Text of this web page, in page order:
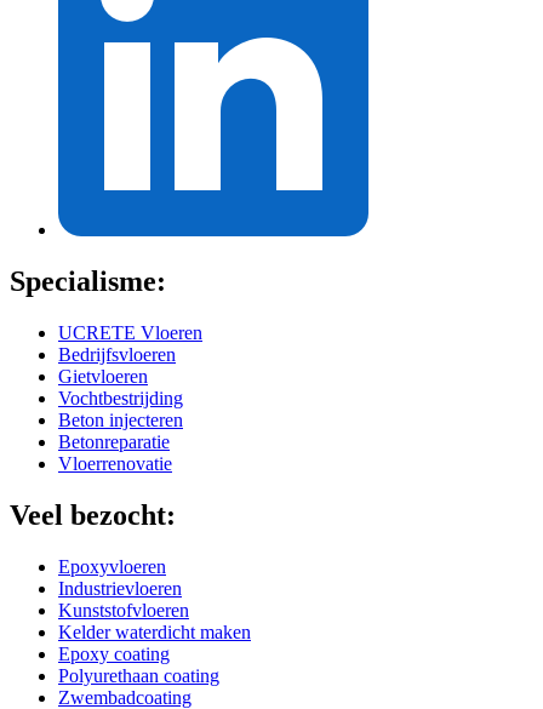
Specialisme:
UCRETE Vloeren
Bedrijfsvloeren
Gietvloeren
Vochtbestrijding
Beton injecteren
Betonreparatie
Vloerrenovatie
Veel bezocht:
Epoxyvloeren
Industrievloeren
Kunststofvloeren
Kelder waterdicht maken
Epoxy coating
Polyurethaan coating
Zwembadcoating